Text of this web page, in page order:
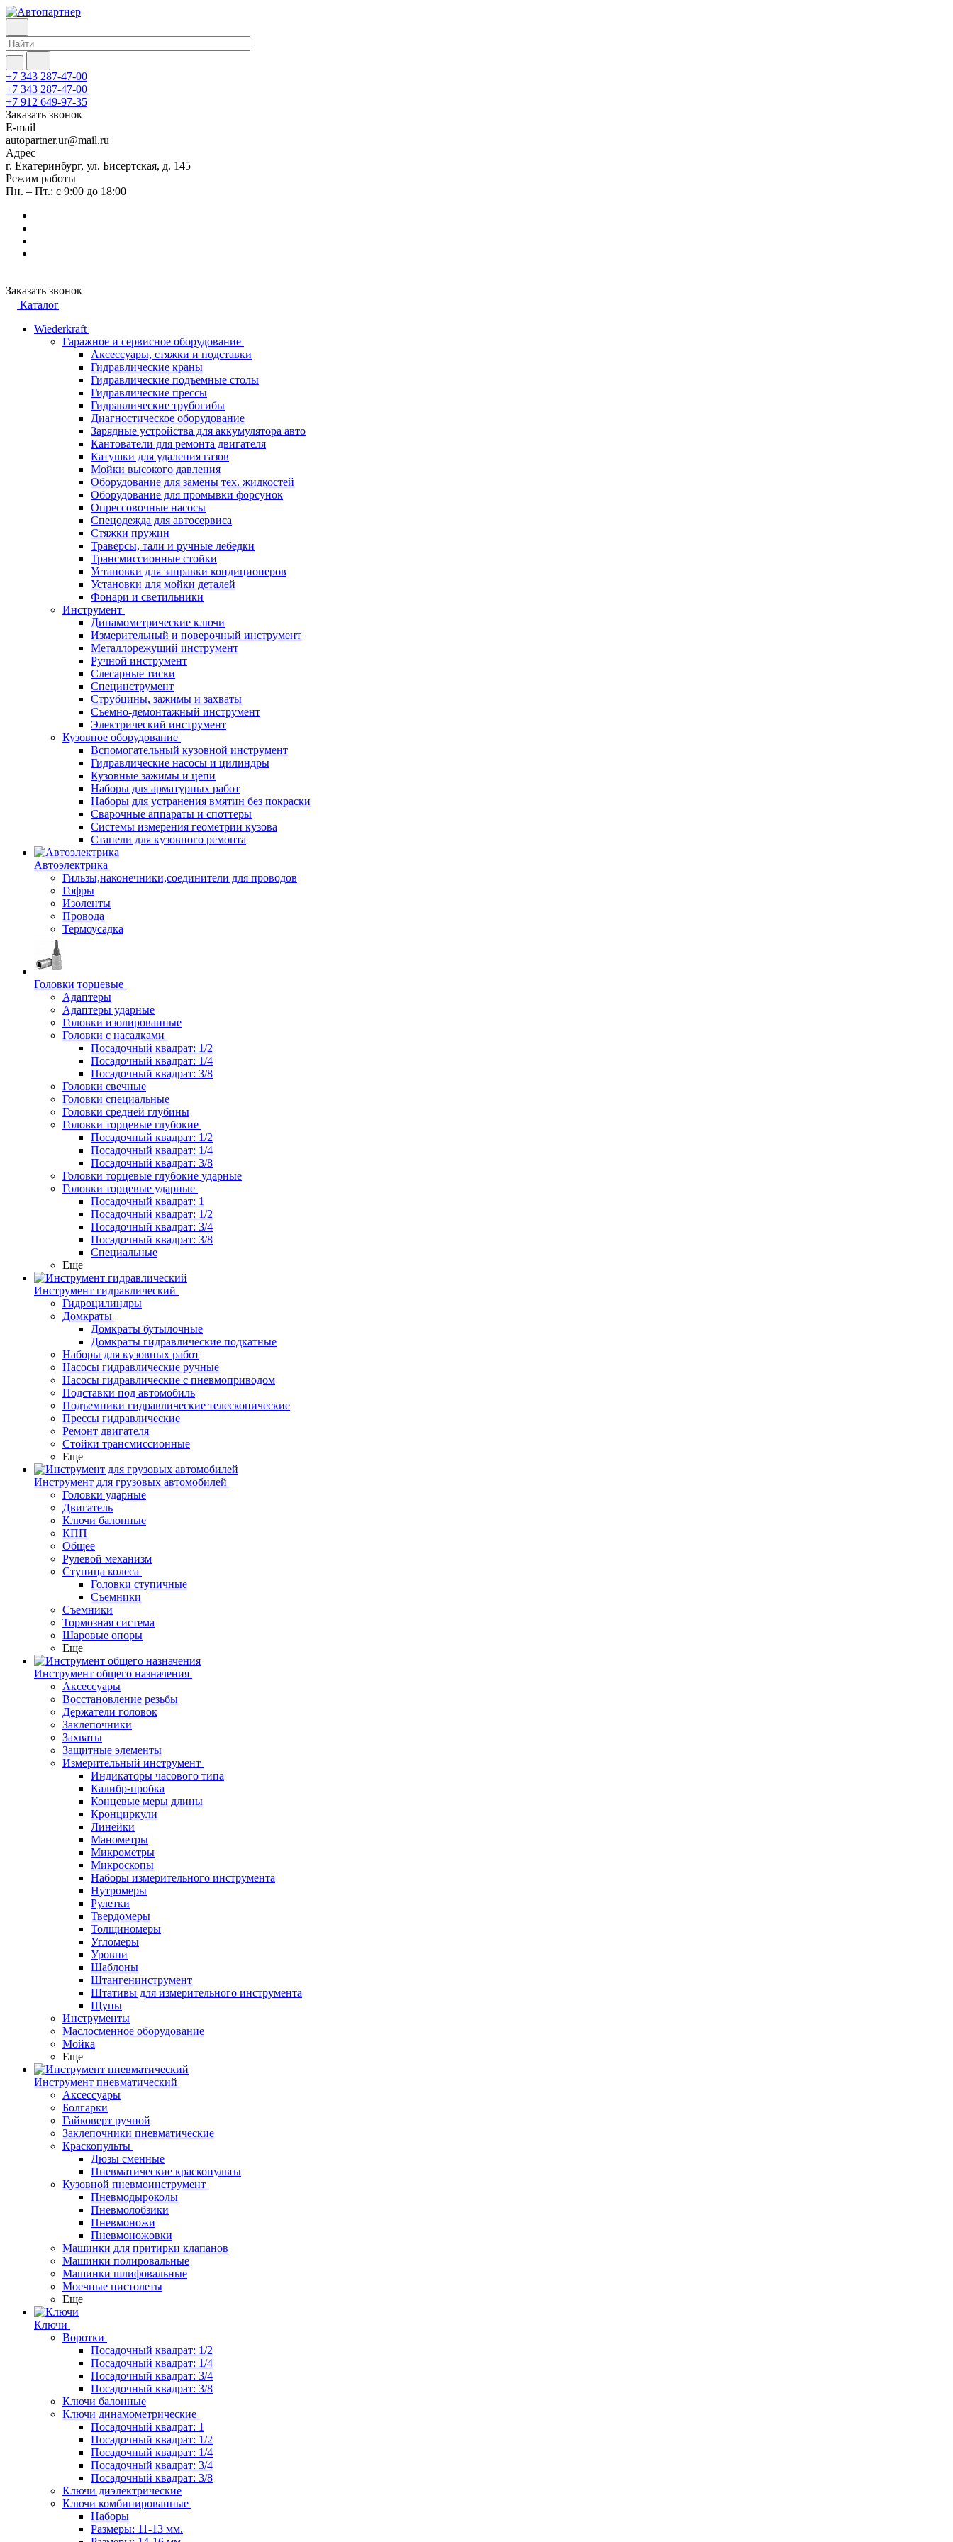
+7 343 287-47-00
+7 343 287-47-00
+7 912 649-97-35
Заказать звонок
E-mail
autopartner.ur@mail.ru
Адрес
г. Екатеринбург, ул. Бисертская, д. 145
Режим работы
Пн. – Пт.: с 9:00 до 18:00
Заказать звонок
Каталог
Wiederkraft
Гаражное и сервисное оборудование
Аксессуары, стяжки и подставки
Гидравлические краны
Гидравлические подъемные столы
Гидравлические прессы
Гидравлические трубогибы
Диагностическое оборудование
Зарядные устройства для аккумулятора авто
Кантователи для ремонта двигателя
Катушки для удаления газов
Мойки высокого давления
Оборудование для замены тех. жидкостей
Оборудование для промывки форсунок
Опрессовочные насосы
Спецодежда для автосервиса
Стяжки пружин
Траверсы, тали и ручные лебедки
Трансмиссионные стойки
Установки для заправки кондиционеров
Установки для мойки деталей
Фонари и светильники
Инструмент
Динамометрические ключи
Измерительный и поверочный инструмент
Металлорежущий инструмент
Ручной инструмент
Слесарные тиски
Специнструмент
Струбцины, зажимы и захваты
Съемно-демонтажный инструмент
Электрический инструмент
Кузовное оборудование
Вспомогательный кузовной инструмент
Гидравлические насосы и цилиндры
Кузовные зажимы и цепи
Наборы для арматурных работ
Наборы для устранения вмятин без покраски
Сварочные аппараты и споттеры
Системы измерения геометрии кузова
Стапели для кузовного ремонта
Автоэлектрика
Гильзы,наконечники,соединители для проводов
Гофры
Изоленты
Провода
Термоусадка
Головки торцевые
Адаптеры
Адаптеры ударные
Головки изолированные
Головки с насадками
Посадочный квадрат: 1/2
Посадочный квадрат: 1/4
Посадочный квадрат: 3/8
Головки свечные
Головки специальные
Головки средней глубины
Головки торцевые глубокие
Посадочный квадрат: 1/2
Посадочный квадрат: 1/4
Посадочный квадрат: 3/8
Головки торцевые глубокие ударные
Головки торцевые ударные
Посадочный квадрат: 1
Посадочный квадрат: 1/2
Посадочный квадрат: 3/4
Посадочный квадрат: 3/8
Специальные
Еще
Инструмент гидравлический
Гидроцилиндры
Домкраты
Домкраты бутылочные
Домкраты гидравлические подкатные
Наборы для кузовных работ
Насосы гидравлические ручные
Насосы гидравлические с пневмоприводом
Подставки под автомобиль
Подъемники гидравлические телескопические
Прессы гидравлические
Ремонт двигателя
Стойки трансмиссионные
Еще
Инструмент для грузовых автомобилей
Головки ударные
Двигатель
Ключи балонные
КПП
Общее
Рулевой механизм
Ступица колеса
Головки ступичные
Съемники
Съемники
Тормозная система
Шаровые опоры
Еще
Инструмент общего назначения
Аксессуары
Восстановление резьбы
Держатели головок
Заклепочники
Захваты
Защитные элементы
Измерительный инструмент
Индикаторы часового типа
Калибр-пробка
Концевые меры длины
Кронциркули
Линейки
Манометры
Микрометры
Микроскопы
Наборы измерительного инструмента
Нутромеры
Рулетки
Твердомеры
Толщиномеры
Угломеры
Уровни
Шаблоны
Штангенинструмент
Штативы для измерительного инструмента
Щупы
Инструменты
Маслосменное оборудование
Мойка
Еще
Инструмент пневматический
Аксессуары
Болгарки
Гайковерт ручной
Заклепочники пневматические
Краскопульты
Дюзы сменные
Пневматические краскопульты
Кузовной пневмоинструмент
Пневмодыроколы
Пневмолобзики
Пневмоножи
Пневмоножовки
Машинки для притирки клапанов
Машинки полировальные
Машинки шлифовальные
Моечные пистолеты
Еще
Ключи
Воротки
Посадочный квадрат: 1/2
Посадочный квадрат: 1/4
Посадочный квадрат: 3/4
Посадочный квадрат: 3/8
Ключи балонные
Ключи динамометрические
Посадочный квадрат: 1
Посадочный квадрат: 1/2
Посадочный квадрат: 1/4
Посадочный квадрат: 3/4
Посадочный квадрат: 3/8
Ключи диэлектрические
Ключи комбинированные
Наборы
Размеры: 11-13 мм.